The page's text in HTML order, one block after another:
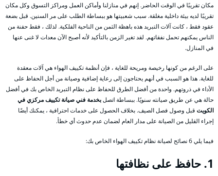
مكان تقريبًا في الوقت الحاضر. إنهم في منازلنا وأماكن العمل ومراكز التسوق وكل مكان
تقريبًا لديه بيئة داخلية مغلقة. سبب شعبيتها هو ببساطة الطلب على مر السنين. قبل بضعة
عقود فقط ، كانت آلات التبريد هذه باهظة الثمن من الناحية الفلكية. لذلك ، فقط حفنة من
الناس يمكنهم تحمل نفقاتهم. لقد تغير الزمن بالتأكيد لأنه أصبح الآن معدات لا غنى عنها
في المنازل.
على الرغم من كونها رخيصة ومريحة للغاية ، فإن أنظمة تكييف الهواء هي آلات معقدة
للغاية. هذا هو السبب في أنهم يحتاجون إلى رعاية إضافية وصيانة من أجل الحفاظ على
الأداء في ذروتهم. واحدة من أفضل الطرق للحفاظ على نظام التبريد الخاص بك في أفضل
حالة هي عن طريق صيانته سنويًا. ببساطة اتصلبخدمة فني صيانة تكييف مركزي في
الكويت قبل وصول فصل الصيف. بخلاف الحصول على خدمات احترافية ، يمكنك أيضًا
إجراء القليل من الصيانة على مدار العام لضمان عدم حدوث أي خطأ.
فيما يلي 6 نصائح لصيانة نظام تكييف الهواء الخاص بك:
1. حافظ على نظافتها